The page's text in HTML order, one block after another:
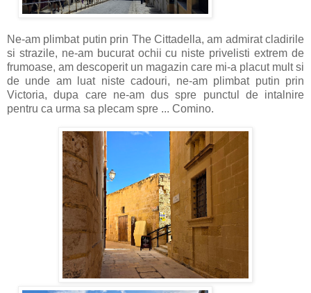
Ne-am plimbat putin prin The Cittadella, am admirat cladirile
si strazile, ne-am bucurat ochii cu niste privelisti extrem de
frumoase, am descoperit un magazin care mi-a placut mult si
de unde am luat niste cadouri, ne-am plimbat putin prin
Victoria, dupa care ne-am dus spre punctul de intalnire
pentru ca urma sa plecam spre ... Comino.